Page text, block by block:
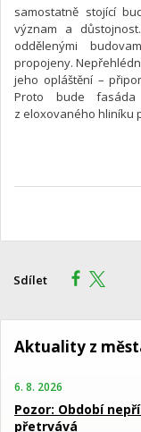
samostatně stojící
význam a
oddělenými
propojeny.
jeho opláštění –
Proto bude fasáda
z eloxovaného hliníku
Sdílet
Aktuality z
6. 8. 2026
Pozor: Období
přetrvává